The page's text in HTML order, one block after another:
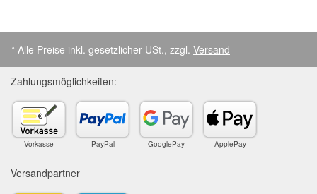
* Alle Preise inkl. gesetzlicher USt., zzgl. Versand
Zahlungsmöglichkeiten:
Vorkasse PayPal GooglePay ApplePay
Versandpartner